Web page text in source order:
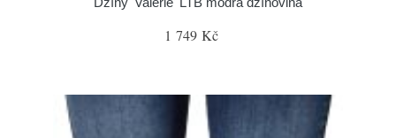
1 749 Kč